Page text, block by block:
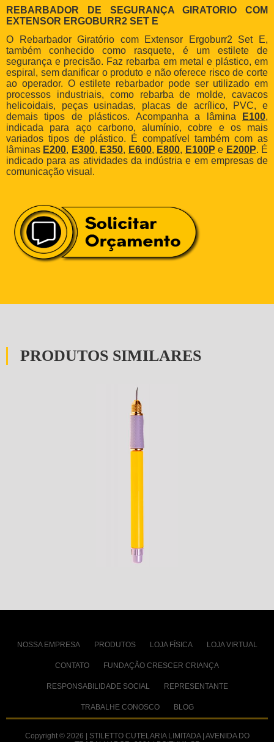
REBARBADOR DE SEGURANÇA GIRATORIO COM
EXTENSOR ERGOBURR2 SET E
O Rebarbador Giratório com Extensor Ergoburr2 Set E,
também conhecido como rasquete, é um estilete de
segurança e precisão. Faz rebarba em metal e plástico, em
espiral, sem danificar o produto e não oferece risco de corte
ao operador. O estilete rebarbador pode ser utilizado em
processos industriais, como rebarba de molde, cavacos
helicoidais, peças usinadas, placas de acrílico, PVC, e
demais tipos de plásticos. Acompanha a lâmina
E100,
indicada para aço carbono, alumínio, cobre e os mais
variados tipos de plástico. É compatível também com as
lâminas E200, E300, E350, E600, E800, E100P e E200P. É
indicado para as atividades da indústria e em empresas de
comunicação visual.
PRODUTOS SIMILARES
NOSSA EMPRESA PRODUTOS LOJA FÍSICA LOJA VIRTUAL
CONTATO FUNDAÇÃO CRESCER CRIANÇA
RESPONSABILIDADE SOCIAL REPRESENTANTE
TRABALHE CONOSCO BLOG
Copyright © 2026 | STILETTO CUTELARIA LIMITADA | AVENIDA DO